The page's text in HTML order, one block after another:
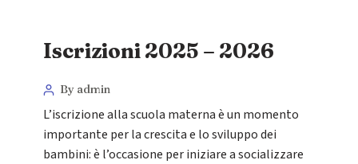
Iscrizioni 2025 – 2026
By admin
L’iscrizione alla scuola materna è un momento
importante per la crescita e lo sviluppo dei
bambini: è l’occasione per iniziare a socializzare